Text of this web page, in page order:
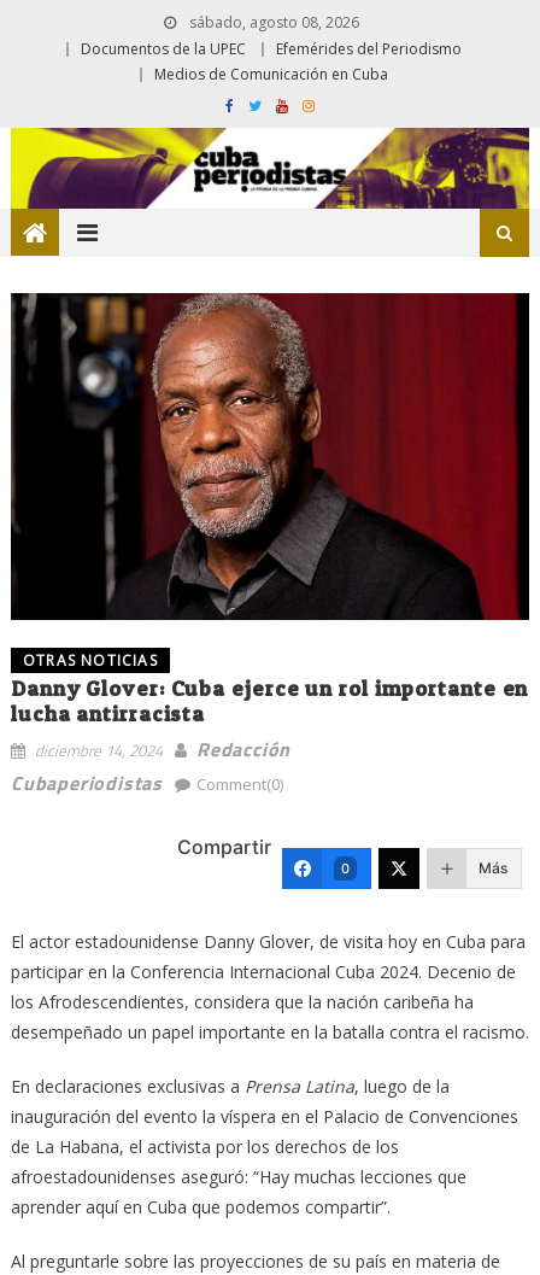
sábado, agosto 08, 2026
Documentos de la UPEC
Efemérides del Periodismo
Medios de Comunicación en Cuba
OTRAS NOTICIAS
Danny Glover: Cuba ejerce un rol importante en
lucha antirracista
diciembre 14, 2024
Redacción
Cubaperiodistas
Comment(0)
Compartir
0 Más
El actor estadounidense Danny Glover, de visita hoy en Cuba para
participar en la Conferencia Internacional Cuba 2024. Decenio de
los Afrodescendientes, considera que la nación caribeña ha
desempeñado un papel importante en la batalla contra el racismo.
En declaraciones exclusivas a Prensa Latina, luego de la
inauguración del evento la víspera en el Palacio de Convenciones
de La Habana, el activista por los derechos de los
afroestadounidenses aseguró: “Hay muchas lecciones que
aprender aquí en Cuba que podemos compartir”.
Al preguntarle sobre las proyecciones de su país en materia de